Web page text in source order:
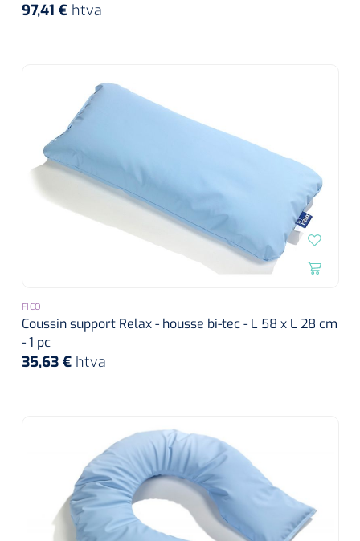
97,41 € htva
FICO
Coussin support Relax - housse bi-tec - L 58 x L 28 cm
- 1 pc
35,63 € htva